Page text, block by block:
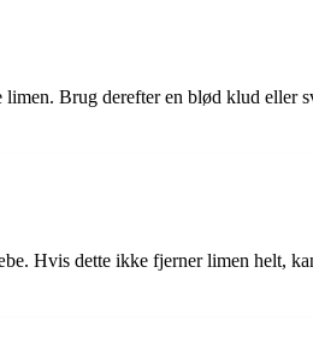
Brug derefter en blød klud eller
Hvis dette ikke fjerner limen helt,